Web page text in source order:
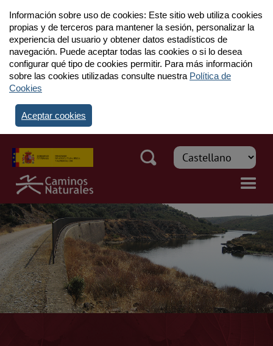
Información sobre uso de cookies: Este sitio web utiliza cookies
propias y de terceros para mantener la sesión, personalizar la
experiencia del usuario y obtener datos estadísticos de
navegación. Puede aceptar todas las cookies o si lo desea
configurar qué tipo de cookies permitir. Para más información
sobre las cookies utilizadas consulte nuestra Política de
Cookies
Aceptar cookies